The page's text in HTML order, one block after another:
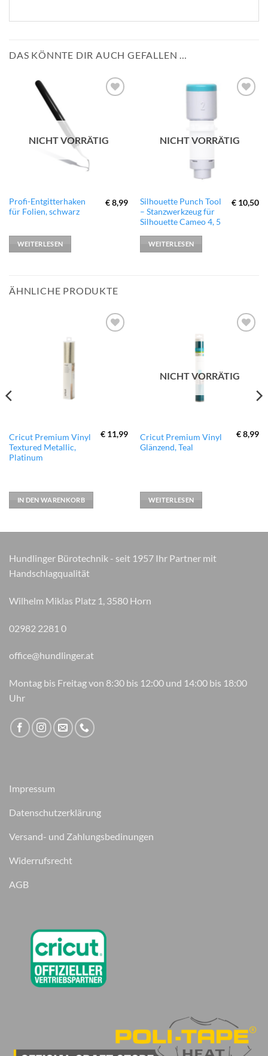
DAS KÖNNTE DIR AUCH GEFALLEN …
NICHT VORRÄTIG
Profi-Entgitterhaken
für Folien, schwarz
€8,99
WEITERLESEN
hinzufügen
NICHT VORRÄTIG
Silhouette Punch Tool
– Stanzwerkzeug für
Silhouette Cameo 4, 5
€ 10,50
WEITERLESEN
ÄHNLICHE PRODUKTE
Cricut Premium Vinyl
Textured Metallic,
Platinum
€ 11,99
IN DEN WARENKORB
NICHT VORRÄTIG
Cricut Premium Vinyl
Glänzend, Teal
€8,99
WEITERLESEN
Hundlinger Bürotechnik - seit 1957 Ihr Partner mit
Handschlagqualität
Wilhelm Miklas Platz 1, 3580 Horn
02982 2281 0
office@hundlinger.at
Montag bis Freitag von 8:30 bis 12:00 und 14:00 bis 18:00
Uhr
Impressum
Datenschutzerklärung
Versand- und Zahlungsbedinungen
Widerrufsrecht
AGB